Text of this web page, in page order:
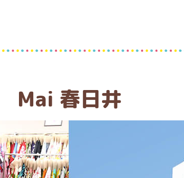
Mai 春日井